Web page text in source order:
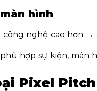
hình
công nghệ cao hơn →
hợp sự kiện, màn
Pixel